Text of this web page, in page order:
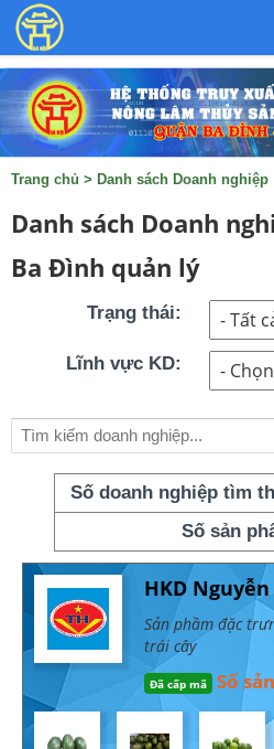
Trang chủ > Danh sách Doanh nghiệp
Danh sách Doanh
Ba Đình quản lý
Trạng thái:
Lĩnh vực KD:
Số doanh nghiệp tìm
Số sản
HKD
Sản phầm đặc
trái cây
Đã cấp mã Số